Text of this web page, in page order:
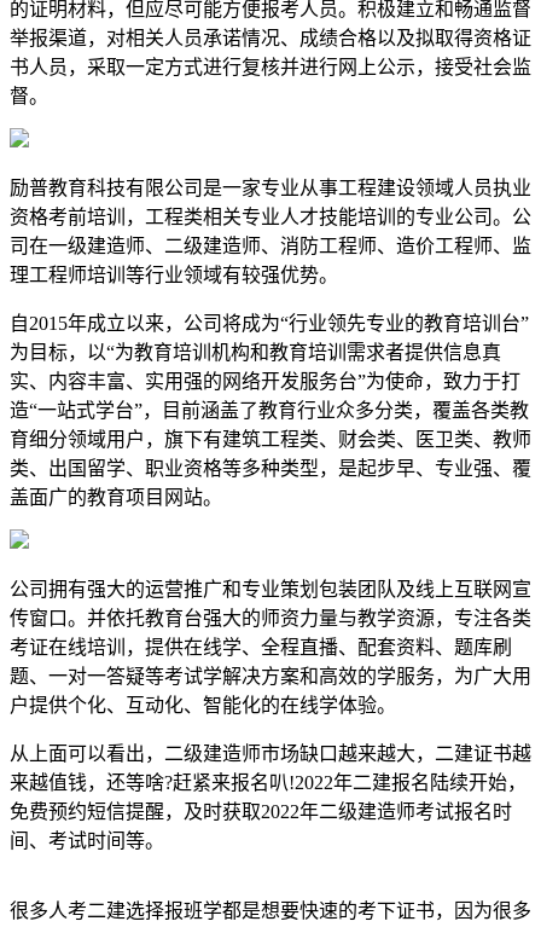
的证明材料，但应尽可能方便报考人员。积极建立和畅通监督
举报渠道，对相关人员承诺情况、成绩合格以及拟取得资格证
书人员，采取一定方式进行复核并进行网上公示，接受社会监
督。
励普教育科技有限公司是一家专业从事工程建设领域人员执业
资格考前培训，工程类相关专业人才技能培训的专业公司。公
司在一级建造师、二级建造师、消防工程师、造价工程师、监
理工程师培训等行业领域有较强优势。
自2015年成立以来，公司将成为“行业领先专业的教育培训台”
为目标，以“为教育培训机构和教育培训需求者提供信息真
实、内容丰富、实用强的网络开发服务台”为使命，致力于打
造“一站式学台”，目前涵盖了教育行业众多分类，覆盖各类教
育细分领域用户，旗下有建筑工程类、财会类、医卫类、教师
类、出国留学、职业资格等多种类型，是起步早、专业强、覆
盖面广的教育项目网站。
公司拥有强大的运营推广和专业策划包装团队及线上互联网宣
传窗口。并依托教育台强大的师资力量与教学资源，专注各类
考证在线培训，提供在线学、全程直播、配套资料、题库刷
题、一对一答疑等考试学解决方案和高效的学服务，为广大用
户提供个化、互动化、智能化的在线学体验。
从上面可以看出，二级建造师市场缺口越来越大，二建证书越
来越值钱，还等啥?赶紧来报名叭!2022年二建报名陆续开始，
免费预约短信提醒，及时获取2022年二级建造师考试报名时
间、考试时间等。
很多人考二建选择报班学都是想要快速的考下证书，因为很多